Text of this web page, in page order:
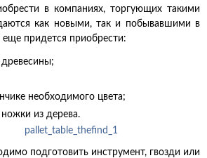
в компаниях, торгующих такими
как новыми, так и побывавшими в
еще придется приобрести:
необходимого цвета;
из дерева.
подготовить инструмент, гвозди или